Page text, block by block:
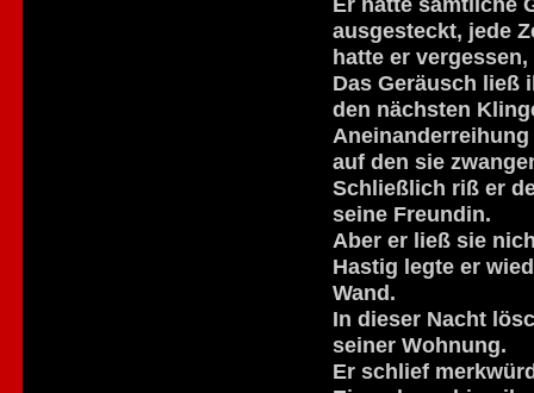
ausgesteckt, jede
hatte er
Das Geräusch ließ
den nächsten
auf den sie
Schließlich riß er
seine Freundin.
Aber er ließ sie
Hastig legte er
Wand.
In dieser Nacht
seiner Wohnung.
Er schlief